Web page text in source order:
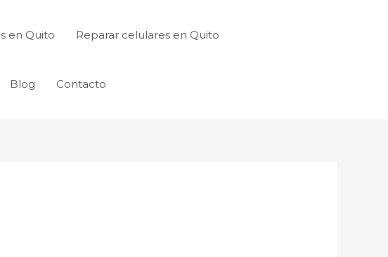
en Quito Reparar celulares en Quito
Blog Contacto